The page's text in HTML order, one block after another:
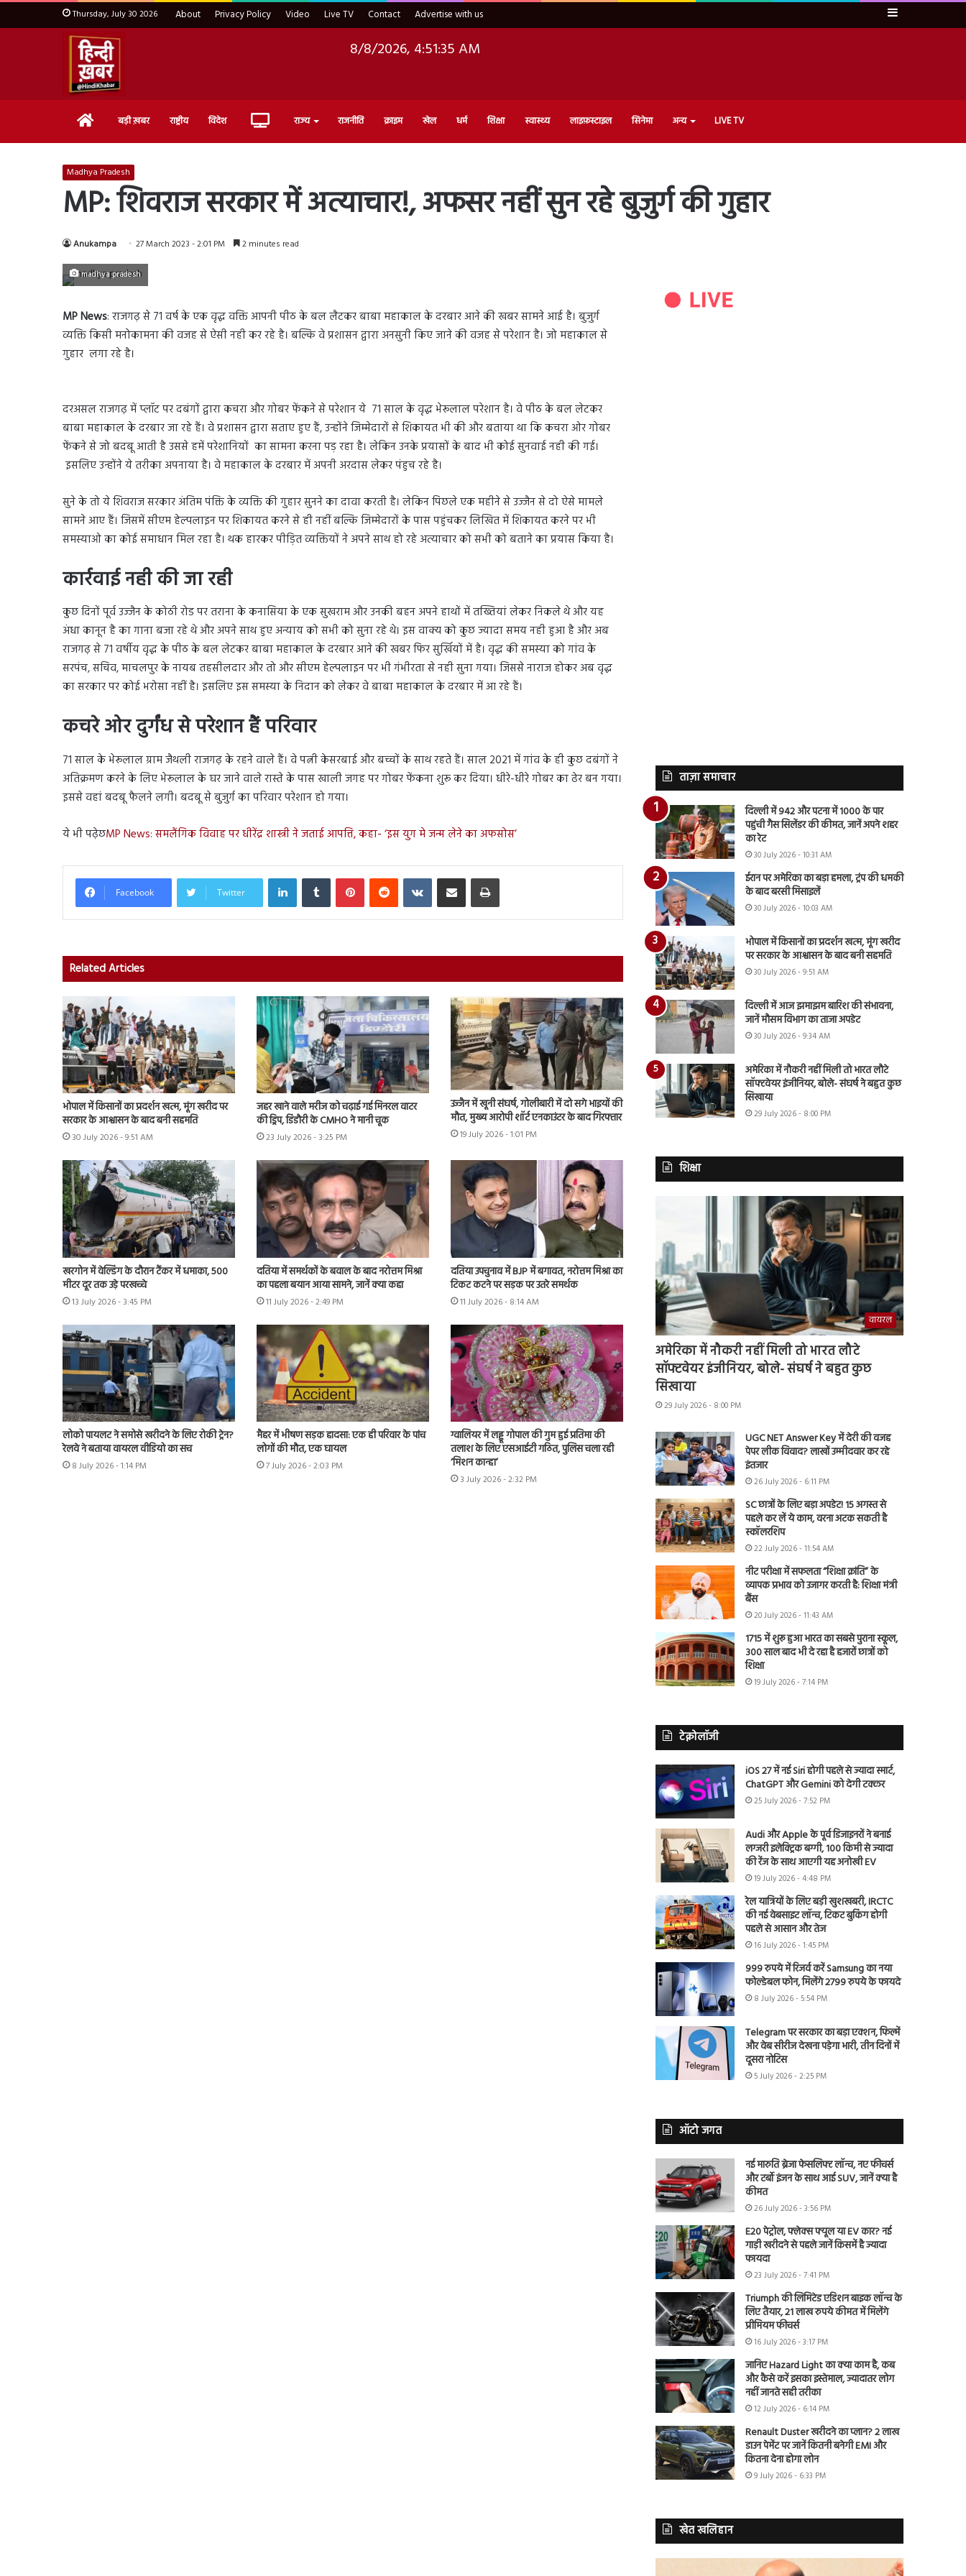
Thursday, July 30 2026 About Privacy Policy Video Live TV Contact Advertise with us Sidebar
8/8/2026, 4:51:37 AM
Home बड़ी ख़बर राष्ट्रीय विदेश Live राज्य राजनीति क्राइम खेल धर्म शिक्षा स्वास्थ्य लाइफ़स्टाइल सिनेमा अन्य LIVE TV
Madhya Pradesh
MP: शिवराज सरकार में अत्याचार!, अफसर नहीं सुन रहे बुजुर्ग की गुहार
Anukampa 27 March 2023 - 2:01 PM 2 minutes read
madhya pradesh
MP News: राजगढ़ से 71 वर्ष के एक वृद्ध वक्ति आपनी पीठ के बल लैटकर बाबा महाकाल के दरबार आने की खबर सामने आई है। बुजुर्ग
व्यक्ति किसी मनोकामना की वजह से ऐसी नही कर रहे है। बल्कि वे प्रशासन द्वारा अनसुनी किए जाने की वजह से परेशान है। जो महाकाल से
गुहार लगा रहे है।
दरअसल राजगढ़ में प्लॉट पर दबंगों द्वारा कचरा और गोबर फेंकने से परेशान ये 71 साल के वृद्ध भेरूलाल परेशान है। वे पीठ के बल लेटकर
बाबा महाकाल के दरबार जा रहे हैं। वे प्रशासन द्वारा सताए हुए हैं, उन्होंने जिम्मेदारों से शिकायत भी की और बताया था कि कचरा ओर गोबर
फेंकने से जो बदबू आती है उससे हमें परेशानियों का सामना करना पड़ रहा है। लेकिन उनके प्रयासों के बाद भी कोई सुनवाई नही की गई।
इसलिए उन्होंने ये तरीका अपनाया है। वे महाकाल के दरबार में अपनी अरदास लेकर पंहुच रहे है।
सुने के तो ये शिवराज सरकार अंतिम पंक्ति के व्यक्ति की गुहार सुनने का दावा करती है। लेकिन पिछले एक महीने से उज्जैन से दो ऐसे मामले
सामने आए हैं। जिसमें सीएम हेल्पलाइन पर शिकायत करने से ही नहीं बल्कि जिम्मेदारों के पास पहुंचकर लिखित में शिकायत करने पर भी
समस्याओ का कोई समाधान मिल रहा है। थक हारकर पीड़ित व्यक्तियों ने अपने साथ हो रहे अत्याचार को सभी को बताने का प्रयास किया है।
कार्रवाई नही की जा रही
कुछ दिनों पूर्व उज्जैन के कोठी रोड पर तराना के कनासिया के एक सुखराम और उनकी बहन अपने हाथों में तख्तियां लेकर निकले थे और यह
अंधा कानून है का गाना बजा रहे थे और अपने साथ हुए अन्याय को सभी को सुना रहे थे। इस वाक्य को कुछ ज्यादा समय नही हुआ है और अब
राजगढ़ से 71 वर्षीय वृद्ध के पीठ के बल लेटकर बाबा महाकाल के दरबार आने की खबर फिर सुर्खियों में है। वृद्ध की समस्या को गांव के
सरपंच, सचिव, माचलपुर के नायब तहसीलदार और तो और सीएम हेल्पलाइन पर भी गंभीरता से नही सुना गया। जिससे नाराज होकर अब वृद्ध
का सरकार पर कोई भरोसा नहीं है। इसलिए इस समस्या के निदान को लेकर वे बाबा महाकाल के दरबार में आ रहे हैं।
कचरे ओर दुर्गंध से परेशान हैं परिवार
71 साल के भेरूलाल ग्राम जैथली राजगढ़ के रहने वाले हैं। वे पत्नी केसरबाई और बच्चों के साथ रहते हैं। साल 2021 में गांव के ही कुछ दबंगों ने
अतिक्रमण करने के लिए भेरूलाल के घर जाने वाले रास्ते के पास खाली जगह पर गोबर फेंकना शुरू कर दिया। धीरे-धीरे गोबर का ढेर बन गया।
इससे वहां बदबू फैलने लगी। बदबू से बुजुर्ग का परिवार परेशान हो गया।
ये भी पढ़ेछMP News: समलैंगिक विवाह पर धीरेंद्र शास्त्री ने जताई आपत्ति, कहा- ‘इस युग मे जन्म लेने का अफसोस’
Facebook Twitter
LinkedInTumblr PinterestReddit VKontakteShare via Email Print
Related Articles
भोपाल में किसानों का प्रदर्शन खत्म, मूंग खरीद पर
सरकार के आश्वासन के बाद बनी सहमति
30 July 2026 - 9:51 AM
जहर खाने वाले मरीज को चढ़ाई गई मिनरल वाटर
की ड्रिप, डिंडौरी के CMHO ने मानी चूक
23 July 2026 - 3:25 PM
उज्जैन में खूनी संघर्ष, गोलीबारी में दो सगे भाइयों की
मौत, मुख्य आरोपी शॉर्ट एनकाउंटर के बाद गिरफ्तार
19 July 2026 - 1:01 PM
खरगोन में वेल्डिंग के दौरान टैंकर में धमाका, 500
मीटर दूर तक उड़े परखच्चे
13 July 2026 - 3:45 PM
दतिया में समर्थकों के बवाल के बाद नरोत्तम मिश्रा
का पहला बयान आया सामने, जानें क्या कहा
11 July 2026 - 2:49 PM
दतिया उपचुनाव में BJP में बगावत, नरोत्तम मिश्रा का
टिकट कटने पर सड़क पर उतरे समर्थक
11 July 2026 - 8:14 AM
लोको पायलट ने समोसे खरीदने के लिए रोकी ट्रेन?
रेलवे ने बताया वायरल वीडियो का सच
8 July 2026 - 1:14 PM
मैहर में भीषण सड़क हादसा: एक ही परिवार के पांच
लोगों की मौत, एक घायल
7 July 2026 - 2:03 PM
ग्वालियर में लड्डू गोपाल की गुम हुई प्रतिमा की
तलाश के लिए एसआईटी गठित, पुलिस चला रही
‘मिशन कान्हा’
3 July 2026 - 2:32 PM
ताज़ा समाचार
दिल्ली में 942 और पटना में 1000 के पार
पहुंची गैस सिलेंडर की कीमत, जानें अपने शहर
का रेट
30 July 2026 - 10:31 AM
ईरान पर अमेरिका का बड़ा हमला, ट्रंप की धमकी
के बाद बरसी मिसाइलें
30 July 2026 - 10:03 AM
भोपाल में किसानों का प्रदर्शन खत्म, मूंग खरीद
पर सरकार के आश्वासन के बाद बनी सहमति
30 July 2026 - 9:51 AM
दिल्ली में आज झमाझम बारिश की संभावना,
जानें मौसम विभाग का ताजा अपडेट
30 July 2026 - 9:34 AM
अमेरिका में नौकरी नहीं मिली तो भारत लौटे
सॉफ्टवेयर इंजीनियर, बोले- संघर्ष ने बहुत कुछ
सिखाया
29 July 2026 - 8:00 PM
शिक्षा
वायरल
अमेरिका में नौकरी नहीं मिली तो भारत लौटे
सॉफ्टवेयर इंजीनियर, बोले- संघर्ष ने बहुत कुछ
सिखाया
29 July 2026 - 8:00 PM
UGC NET Answer Key में देरी की वजह
पेपर लीक विवाद? लाखों उम्मीदवार कर रहे
इंतजार
26 July 2026 - 6:11 PM
SC छात्रों के लिए बड़ा अपडेट! 15 अगस्त से
पहले कर लें ये काम, वरना अटक सकती है
स्कॉलरशिप
22 July 2026 - 11:54 AM
नीट परीक्षा में सफलता “शिक्षा क्रांति” के
व्यापक प्रभाव को उजागर करती है: शिक्षा मंत्री
बैंस
20 July 2026 - 11:43 AM
1715 में शुरू हुआ भारत का सबसे पुराना स्कूल,
300 साल बाद भी दे रहा है हजारों छात्रों को
शिक्षा
19 July 2026 - 7:14 PM
टेक्नोलॉजी
iOS 27 में नई Siri होगी पहले से ज्यादा स्मार्ट,
ChatGPT और Gemini को देगी टक्कर
25 July 2026 - 7:52 PM
Audi और Apple के पूर्व डिजाइनरों ने बनाई
लग्जरी इलेक्ट्रिक बग्गी, 100 किमी से ज्यादा
की रेंज के साथ आएगी यह अनोखी EV
19 July 2026 - 4:48 PM
रेल यात्रियों के लिए बड़ी खुशखबरी, IRCTC
की नई वेबसाइट लॉन्च, टिकट बुकिंग होगी
पहले से आसान और तेज
16 July 2026 - 1:45 PM
999 रुपये में रिजर्व करें Samsung का नया
फोल्डेबल फोन, मिलेंगे 2799 रुपये के फायदे
8 July 2026 - 5:54 PM
Telegram पर सरकार का बड़ा एक्शन, फिल्में
और वेब सीरीज देखना पड़ेगा भारी, तीन दिनों में
दूसरा नोटिस
5 July 2026 - 2:25 PM
ऑटो जगत
नई मारुति ब्रेजा फेसलिफ्ट लॉन्च, नए फीचर्स
और टर्बो इंजन के साथ आई SUV, जानें क्या है
कीमत
26 July 2026 - 3:56 PM
E20 पेट्रोल, फ्लेक्स फ्यूल या EV कार? नई
गाड़ी खरीदने से पहले जानें किसमें है ज्यादा
फायदा
23 July 2026 - 7:41 PM
Triumph की लिमिटेड एडिशन बाइक लॉन्च के
लिए तैयार, 21 लाख रुपये कीमत में मिलेंगे
प्रीमियम फीचर्स
16 July 2026 - 3:17 PM
जानिए Hazard Light का क्या काम है, कब
और कैसे करें इसका इस्तेमाल, ज्यादातर लोग
नहीं जानते सही तरीका
12 July 2026 - 6:14 PM
Renault Duster खरीदने का प्लान? 2 लाख
डाउन पेमेंट पर जानें कितनी बनेगी EMI और
कितना देना होगा लोन
9 July 2026 - 6:33 PM
खेत खलिहान